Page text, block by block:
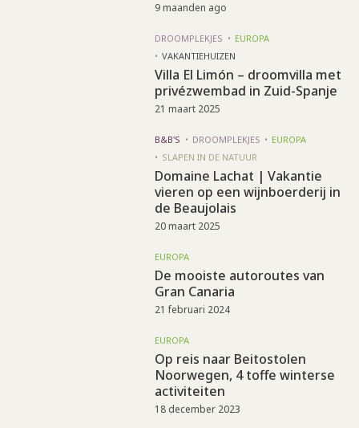
9 maanden ago
DROOMPLEKJES
EUROPA
VAKANTIEHUIZEN
Villa El Limón – droomvilla met
privézwembad in Zuid-Spanje
21 maart 2025
B&B'S DROOMPLEKJES
EUROPA
SLAPEN IN DE NATUUR
Domaine Lachat | Vakantie
vieren op een wijnboerderij in
de Beaujolais
20 maart 2025
EUROPA
De mooiste autoroutes van
Gran Canaria
21 februari 2024
EUROPA
Op reis naar Beitostolen
Noorwegen, 4 toffe winterse
activiteiten
18 december 2023